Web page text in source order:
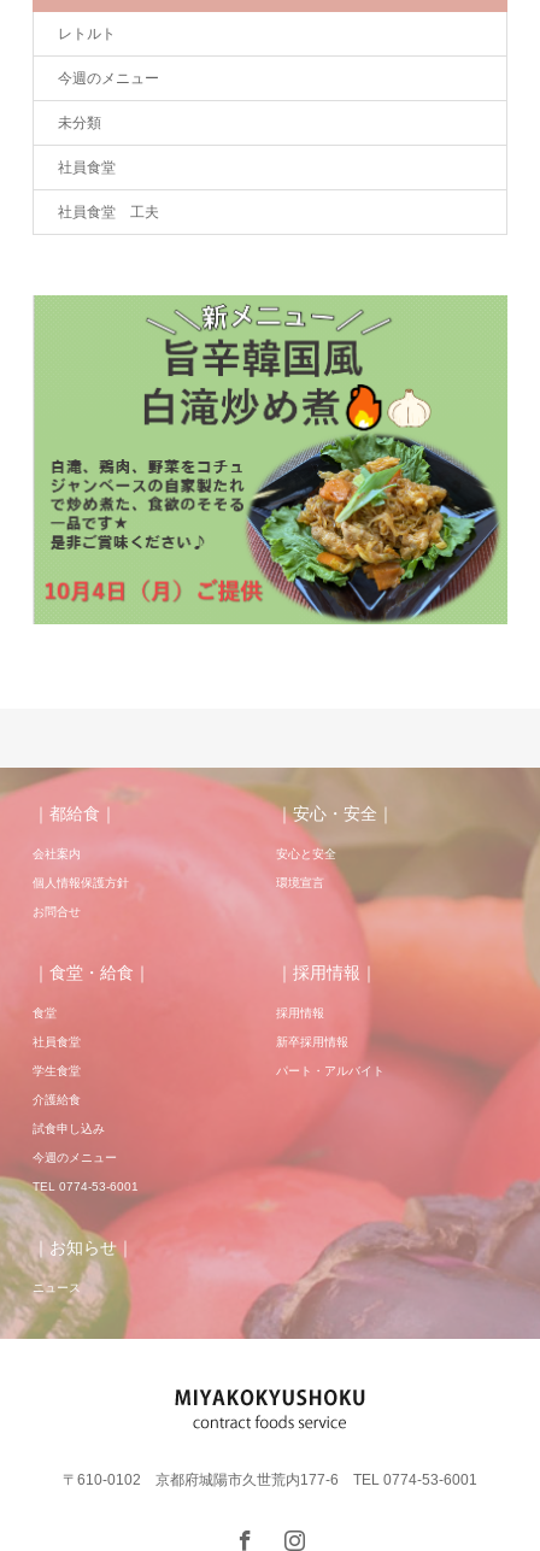
レトルト
今週のメニュー
未分類
社員食堂
社員食堂 工夫
｜都給食｜
会社案内
個人情報保護方針
お問合せ
｜安心・安全｜
安心と安全
環境宣言
｜食堂・給食｜
食堂
社員食堂
学生食堂
介護給食
試食申し込み
今週のメニュー
TEL 0774-53-6001
｜採用情報｜
採用情報
新卒採用情報
パート・アルバイト
｜お知らせ｜
ニュース
〒610-0102 京都府城陽市久世荒内177-6 TEL 0774-53-6001